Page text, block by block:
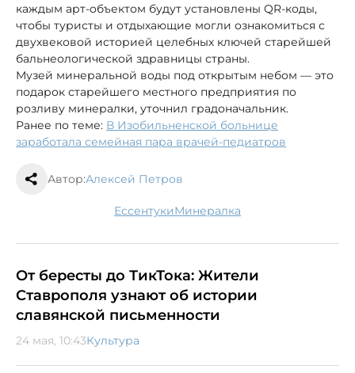
каждым арт-объектом будут установлены QR-коды,
чтобы туристы и отдыхающие могли ознакомиться с
двухвековой историей целебных ключей старейшей
бальнеологической здравницы страны.
Музей минеральной воды под открытым небом — это
подарок старейшего местного предприятия по
розливу минералки, уточнил градоначальник.
Ранее по теме: В Изобильненской больнице
заработала семейная пара врачей-педиатров
Автор:Алексей Петров
Ессентуки минералка
От бересты до ТикТока: Жители
Ставрополя узнают об истории
славянской письменности
24 мая, 10:43Культура